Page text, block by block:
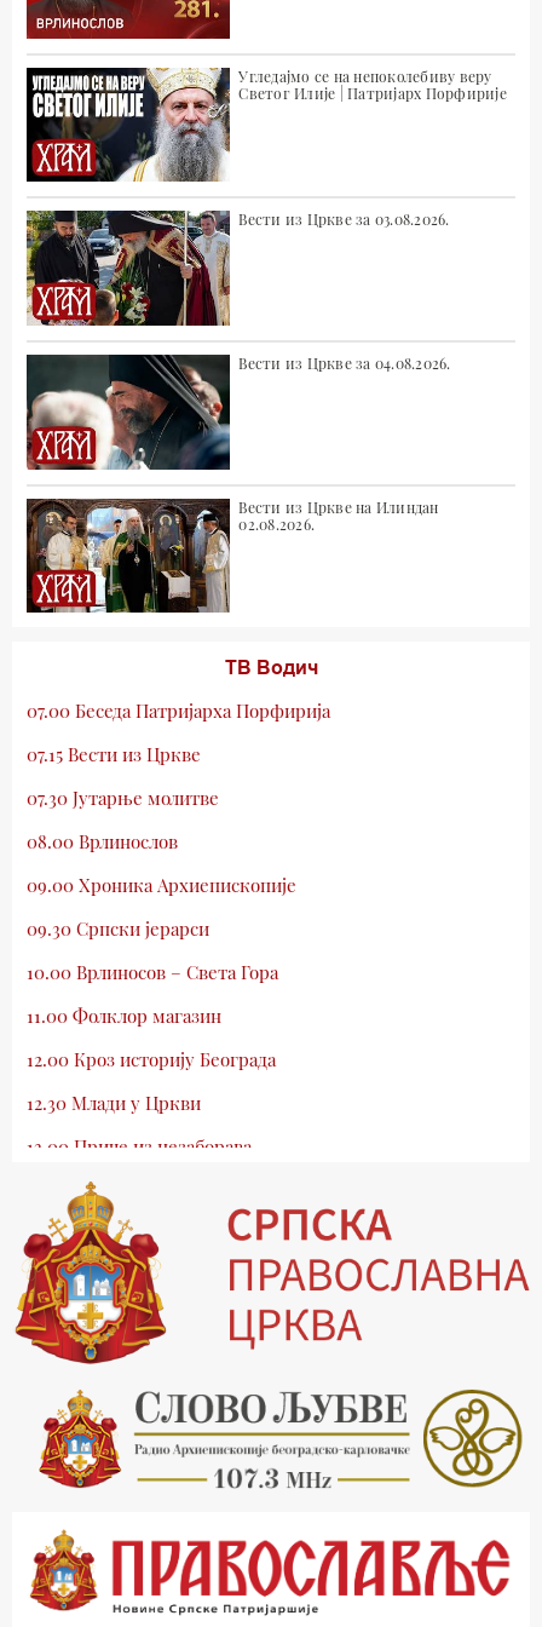
Угледајмо се на непоколебиву веру
Светог Илије | Патријарх Порфирије
Вести из Цркве за 03.08.2026.
Вести из Цркве за 04.08.2026.
Вести из Цркве на Илиндан
02.08.2026.
ТВ Водич
07.00 Беседа Патријарха Порфирија
07.15 Вести из Цркве
07.30 Јутарње молитве
08.00 Врлинослов
09.00 Хроника Архиепископије
09.30 Српски јерарси
10.00 Врлиносов – Света Гора
11.00 Фолклор магазин
12.00 Кроз историју Београда
12.30 Млади у Цркви
13.00 Приче из незаборава
13.30 Храм културе
14.00 Питања и одговори
15.03 Беседа Патријарха Порфирија
15.15 Молитве
15.30 Манастири на Косову и Метохији
16.03 Српска историјска читанка
16.30 Тврђаве Дунава
17.03 Бит – емисија Ненада Гугла
17.30 Приче из незаборава
18.03 Врлинослов